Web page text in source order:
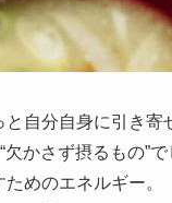
自分自身に引き寄
かさず摂るもの”
めのエネルギー。